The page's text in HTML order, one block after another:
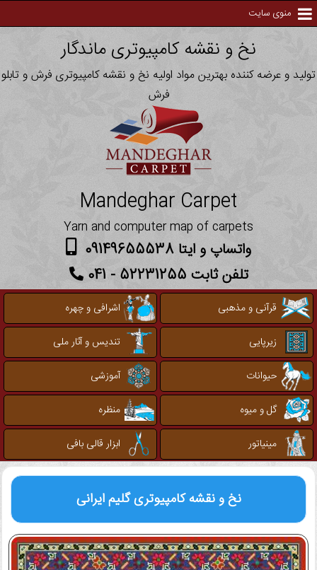
منوی سایت
نخ و نقشه کامپیوتری ماندگار
تولید و عرضه کننده بهترین مواد اولیه نخ و نقشه کامپیوتری فرش و تابلو
فرش
Mandeghar Carpet
Yarn and computer map of carpets
واتساپ و ایتا 09149655538
تلفن ثابت 52231255 - 041
قرآنی و مذهبی
اشرافی و چهره
زیرپایی
تندیس و آثار ملی
حیوانات
آموزشی
گل و میوه
منظره
مینیاتور
ابزار قالی بافی
نخ و نقشه کامپیوتریگلیم ایرانی